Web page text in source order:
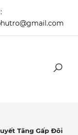
Tăng Gấp Đôi